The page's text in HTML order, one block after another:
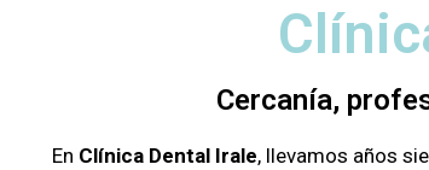
Cercanía,
En Clínica Dental Irale, llevamos años